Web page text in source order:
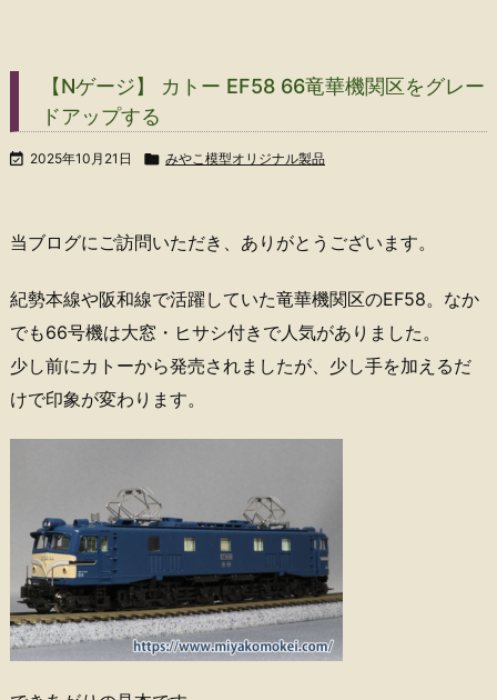
【Nゲージ】 カトー EF58 66竜華機関区をグレー
ドアップする
 2025年10月21日  みやこ模型オリジナル製品
当ブログにご訪問いただき、ありがとうございます。
紀勢本線や阪和線で活躍していた竜華機関区のEF58。なか
でも66号機は大窓・ヒサシ付きで人気がありました。
少し前にカトーから発売されましたが、少し手を加えるだ
けで印象が変わります。